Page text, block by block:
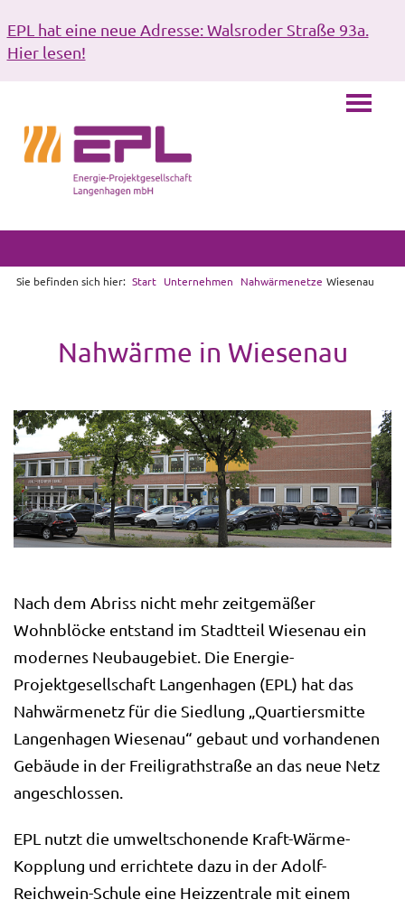
EPL hat eine neue Adresse: Walsroder Straße 93a.
Hier lesen!
Sie befinden sich hier: Start Unternehmen Nahwärmenetze Wiesenau
Nahwärme in Wiesenau
Nach dem Abriss nicht mehr zeitgemäßer
Wohnblöcke entstand im Stadtteil Wiesenau ein
modernes Neubaugebiet. Die Energie-
Projektgesellschaft Langenhagen (EPL) hat das
Nahwärmenetz für die Siedlung „Quartiersmitte
Langenhagen Wiesenau“ gebaut und vorhandenen
Gebäude in der Freiligrathstraße an das neue Netz
angeschlossen.
EPL nutzt die umweltschonende Kraft-Wärme-
Kopplung und errichtete dazu in der Adolf-
Reichwein-Schule eine Heizzentrale mit einem